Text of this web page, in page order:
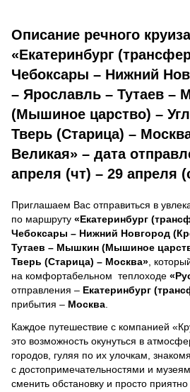
Описание речного
«Екатеринбург
Чебоксары – Нижний
– Ярославль – Тутаев –
(Мышиное царство) –
Тверь (Старица) –
Великая» – дата
апреля (чт) – 29 апреля
Приглашаем Вас отправиться в
по маршруту «Екатеринбург
Чебоксары – Нижний Новгород
Тутаев – Мышкин (Мышиное
Тверь (Старица) – Москва» ,
на комфортабельном теплоходе
отправления – Екатеринбург
прибытия – Москва
Каждое путешествие с компанией
это возможность окунуться в
городов, гуляя по их улочкам,
с достопримечательностями и
сменить обстановку и просто